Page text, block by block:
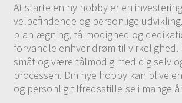
At starte en ny hobby er en
velbefindende og personlige
planlægning, tålmodighed og
forvandle enhver drøm til virkelighed.
småt og være tålmodig med dig selv
processen. Din nye hobby kan blive
og personlig tilfredsstillelse i mange